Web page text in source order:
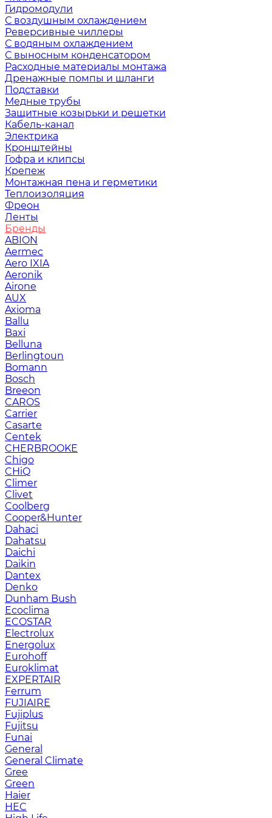
Гидромодули
С воздушным охлаждением
Реверсивные чиллеры
С водяным охлаждением
С выносным конденсатором
Расходные материалы монтажа
Дренажные помпы и шланги
Подставки
Медные трубы
Защитные козырьки и решетки
Кабель-канал
Электрика
Кронштейны
Гофра и клипсы
Крепеж
Монтажная пена и герметики
Теплоизоляция
Фреон
Ленты
Бренды
ABION
Aermec
Aero IXIA
Aeronik
Airone
AUX
Axioma
Ballu
Baxi
Belluna
Berlingtoun
Bomann
Bosch
Breeon
CAROS
Carrier
Casarte
Centek
CHERBROOKE
Chigo
CHiQ
Climer
Clivet
Coolberg
Cooper&Hunter
Dahaci
Dahatsu
Daichi
Daikin
Dantex
Denko
Dunham Bush
Ecoclima
ECOSTAR
Electrolux
Energolux
Eurohoff
Euroklimat
EXPERTAIR
Ferrum
FUJIAIRE
Fujiplus
Fujitsu
Funai
General
General Climate
Gree
Green
Haier
HEC